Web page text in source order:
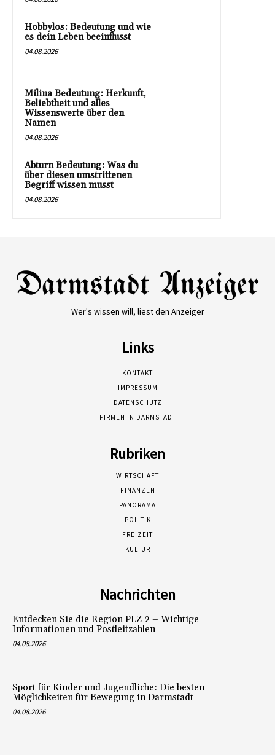
Hobbylos: Bedeutung und wie
es dein Leben beeinflusst
04.08.2026
Milina Bedeutung: Herkunft,
Beliebtheit und alles
Wissenswerte über den
Namen
04.08.2026
Abturn Bedeutung: Was du
über diesen umstrittenen
Begriff wissen musst
04.08.2026
Wer's wissen will, liest den Anzeiger
Links
KONTAKT
IMPRESSUM
DATENSCHUTZ
FIRMEN IN DARMSTADT
Rubriken
WIRTSCHAFT
FINANZEN
PANORAMA
POLITIK
FREIZEIT
KULTUR
Nachrichten
Entdecken Sie die Region PLZ 2 – Wichtige
Informationen und Postleitzahlen
04.08.2026
Sport für Kinder und Jugendliche: Die besten
Möglichkeiten für Bewegung in Darmstadt
04.08.2026